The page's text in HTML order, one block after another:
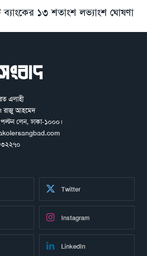
ব্যাংকের ১৩ শতাংশ লভ্যাংশ ঘোষণা
এলাহী
রাজু আহমেদ
লেন, ঢাকা-১০০০।
Twitter
Instagram
LinkedIn